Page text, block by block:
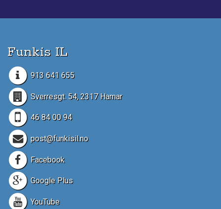
Funkis IL
913 641 655
Sverresgt. 54, 2317 Hamar
46 84 00 94
post@funkisil.no
Facebook
Google Plus
YouTube